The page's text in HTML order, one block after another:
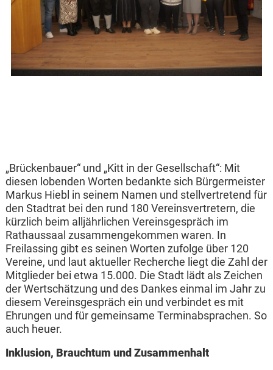
„Brückenbauer“ und „Kitt in der Gesellschaft“: Mit
diesen lobenden Worten bedankte sich Bürgermeister
Markus Hiebl in seinem Namen und stellvertretend für
den Stadtrat bei den rund 180 Vereinsvertretern, die
kürzlich beim alljährlichen Vereinsgespräch im
Rathaussaal zusammengekommen waren. In
Freilassing gibt es seinen Worten zufolge über 120
Vereine, und laut aktueller Recherche liegt die Zahl der
Mitglieder bei etwa 15.000. Die Stadt lädt als Zeichen
der Wertschätzung und des Dankes einmal im Jahr zu
diesem Vereinsgespräch ein und verbindet es mit
Ehrungen und für gemeinsame Terminabsprachen. So
auch heuer.
Inklusion, Brauchtum und Zusammenhalt